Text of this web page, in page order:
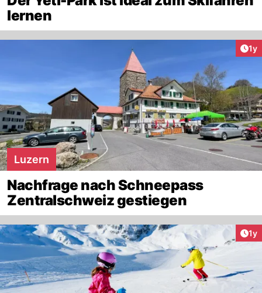
lernen
1y
Luzern
Nachfrage nach Schneepass
Zentralschweiz gestiegen
1y